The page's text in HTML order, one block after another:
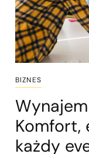
BIZNES
Komfort,
każdy